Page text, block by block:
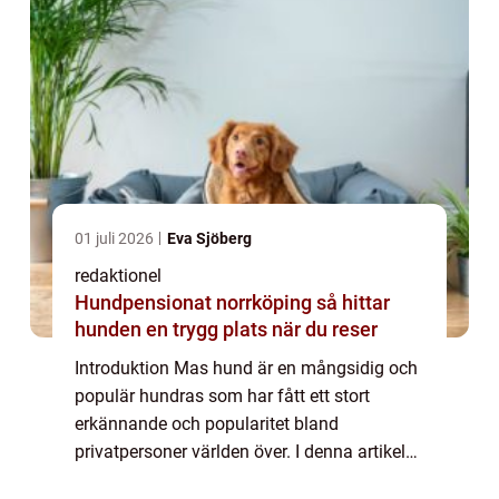
01 juli 2026 Eva Sjöberg
redaktionel
Hundpensionat norrköping så hittar
hunden en trygg plats när du reser
Introduktion Mas hund är en mångsidig och
populär hundras som har fått ett stort
erkännande och popularitet bland
privatpersoner världen över. I denna artikel